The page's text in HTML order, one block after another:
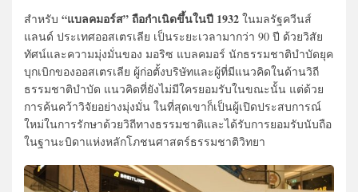
สำหรับ “แบลคมอร์ส” ถือกำเนิดขึ้นในปี 1932 ในมลรัฐควีนส์
แลนด์ ประเทศออสเตรเลีย เป็นระยะเวลามากว่า 90 ปี ด้วยวิสัย
ทัศน์และความมุ่งมั่นของ มอริซ แบลคมอร์ นักธรรมชาติบำบัดยุค
บุกเบิกของออสเตรเลีย ผู้ก่อตั้งบริษัทและผู้ที่มีแนวคิดในด้านวิถี
ธรรมชาติบำบัด แนวคิดที่ยังไม่มีใครยอมรับในขณะนั้น แต่ด้วย
การค้นคว้าวิจัยอย่างมุ่งมั่น ในที่สุดเขาก็เป็นผู้เปิดประสบการณ์
ใหม่ในการรักษาด้วยวิถีทางธรรมชาติและได้รับการยอมรับนับถือ
ในฐานะบิดาแห่งหลักโภชนศาสตร์ธรรมชาติวิทยา